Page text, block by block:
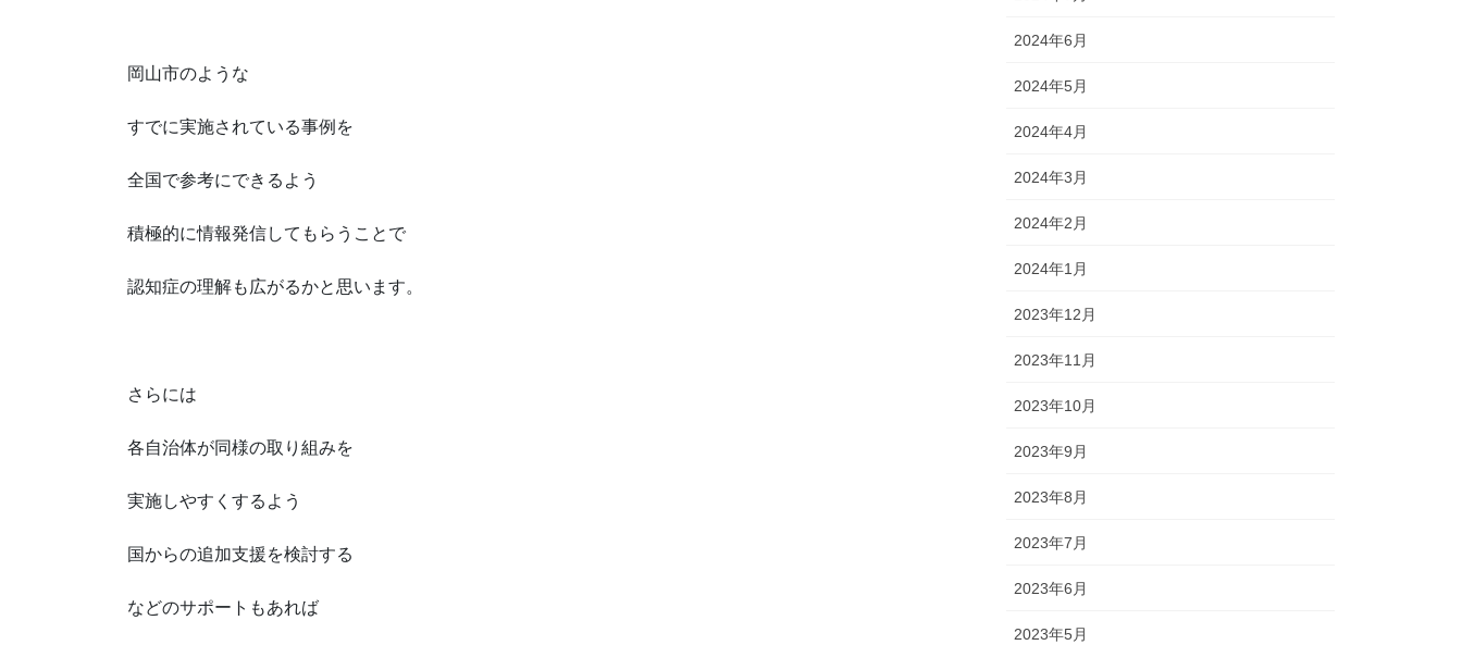
岡山市のような
すでに実施されている事例を
全国で参考にできるよう
積極的に情報発信してもらうことで
認知症の理解も広がるかと思います。
さらには
各自治体が同様の取り組みを
実施しやすくするよう
国からの追加支援を検討する
などのサポートもあれば
2024年6月
2024年5月
2024年4月
2024年3月
2024年2月
2024年1月
2023年12月
2023年11月
2023年10月
2023年9月
2023年8月
2023年7月
2023年6月
2023年5月